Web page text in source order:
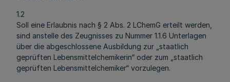
1.2
Soll eine Erlaubnis nach § 2 Abs. 2 LChemG erteilt werden,
sind anstelle des Zeugnisses zu Nummer 1.1.6 Unterlagen
über die abgeschlossene Ausbildung zur „staatlich
geprüften Lebensmittelchemikerin“ oder zum „staatlich
geprüften Lebensmittelchemiker“ vorzulegen.